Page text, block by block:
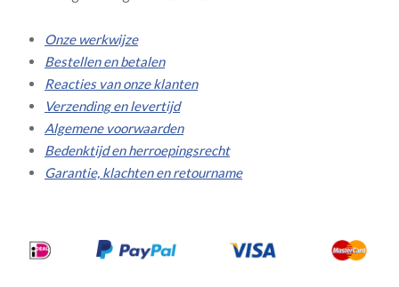
Onze werkwijze
Bestellen en betalen
Reacties van onze klanten
Verzending en levertijd
Algemene voorwaarden
Bedenktijd en herroepingsrecht
Garantie, klachten en retourname